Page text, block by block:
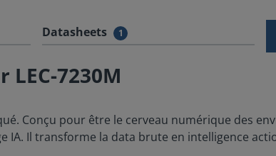
Datasheets 1
7230M
Conçu pour être le cerveau numérique des
IA. Il transforme la data brute en intelligence